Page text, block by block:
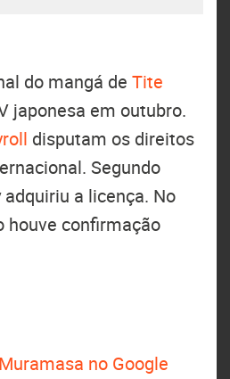
do mangá de Tite
japonesa em outubro.
disputam os direitos
Segundo
adquiriu a licença. No
houve confirmação
no Google